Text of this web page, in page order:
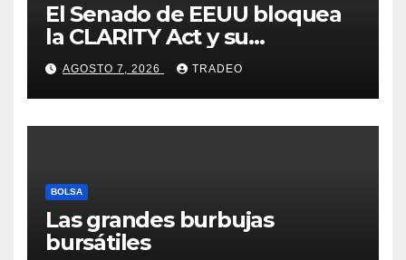
El Senado de EEUU bloquea
la CLARITY Act y su
aprobación en 2026 peligra
AGOSTO 7, 2026 TRADEO
BOLSA
Las grandes burbujas
bursátiles